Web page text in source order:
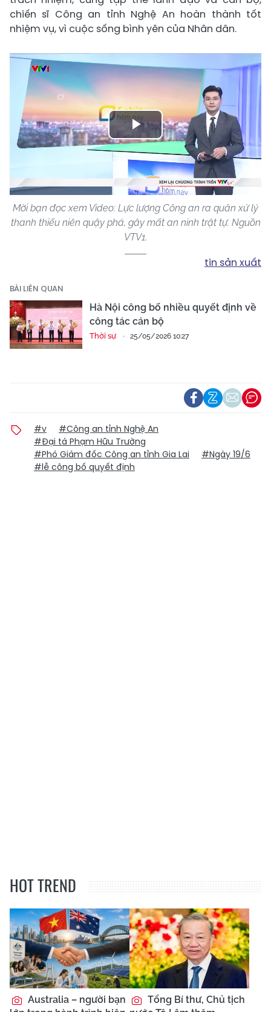
chiến sĩ Công an tỉnh Nghệ An hoàn thành tốt
nhiệm vụ, vì cuộc sống bình yên của Nhân dân.
Play
Video
Mời bạn đọc xem Video: Lực lượng Công an ra quân xử lý
thanh thiếu niên quậy phá, gây mất an ninh trật tự. Nguồn
VTV1.
tin sản xuất
BÀI LIÊN QUAN
Hà Nội công bố nhiều quyết định về
công tác cán bộ
Thời sự 25/05/2026 10:27
#v
#Công an tỉnh Nghệ An
#Đại tá Phạm Hữu Trường
#Phó Giám đốc Công an tỉnh Gia Lai
#Ngày 19/6
#lễ công bố quyết định
HOT TREND
Australia – người bạn
Tổng Bí thư, Chủ tịch